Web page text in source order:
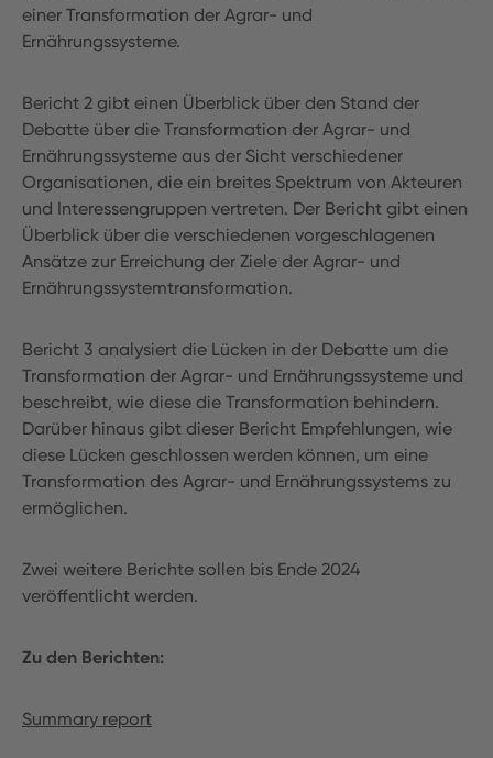
einer Transformation der Agrar- und
Ernährungssysteme.
Bericht 2 gibt einen Überblick über den Stand der
Debatte über die Transformation der Agrar- und
Ernährungssysteme aus der Sicht verschiedener
Organisationen, die ein breites Spektrum von Akteuren
und Interessengruppen vertreten. Der Bericht gibt einen
Überblick über die verschiedenen vorgeschlagenen
Ansätze zur Erreichung der Ziele der Agrar- und
Ernährungssystemtransformation.
Bericht 3 analysiert die Lücken in der Debatte um die
Transformation der Agrar- und Ernährungssysteme und
beschreibt, wie diese die Transformation behindern.
Darüber hinaus gibt dieser Bericht Empfehlungen, wie
diese Lücken geschlossen werden können, um eine
Transformation des Agrar- und Ernährungssystems zu
ermöglichen.
Zwei weitere Berichte sollen bis Ende 2024
veröffentlicht werden.
Zu den Berichten:
Summary report